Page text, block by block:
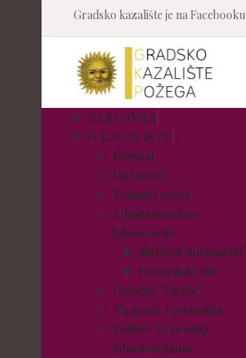
Gradsko kazalište je na Facebooku
NASLOVNA
O KAZALIŠTU
Povijest
Djelatnici
Tehnički uvjeti
Administrativne
informacije
Službeni dokumenti
Financijski dio
Galerija "Ciraki"
Nagrade i priznanja
Zahtjev za pristup
informacijama